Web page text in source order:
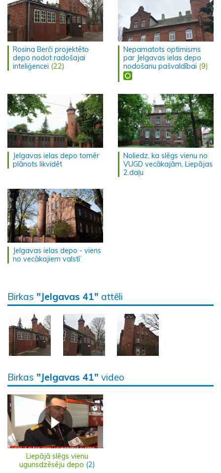
Rosina Berči projektēto
depo nodot radošajai
inteliģencei (22)
Nepamatots optimisms
par Jelgavas ielas depo
nodošanu pašvaldībai (9)
Jelgavas ielas depo tomēr
plānots likvidēt
Noliedz, ka slēgs vienu no
VUGD vecākajām, Liepājas
2.daļu
Jelgavas ielas depo - viens
no vecākajiem valstī
Birkas "Jelgavas 41" attēli
Birkas "Jelgavas 41" video
Liepājā slēgs vienu
ugunsdzēsēju depo (2)